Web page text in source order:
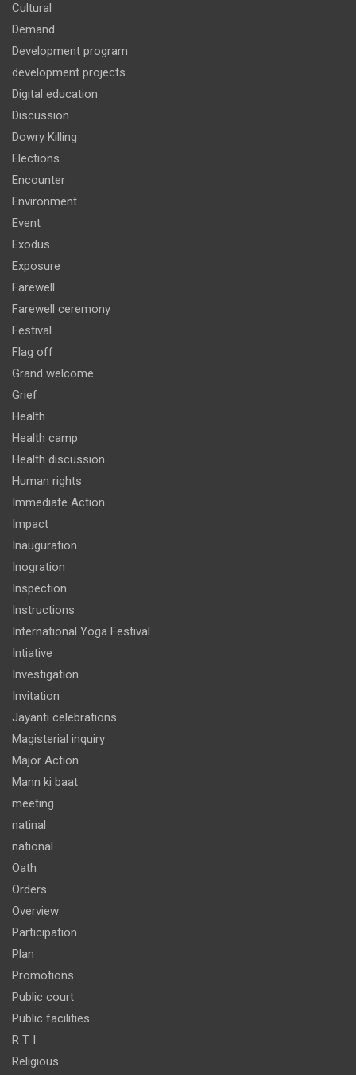
Cultural
Demand
Development program
development projects
Digital education
Discussion
Dowry Killing
Elections
Encounter
Environment
Event
Exodus
Exposure
Farewell
Farewell ceremony
Festival
Flag off
Grand welcome
Grief
Health
Health camp
Health discussion
Human rights
Immediate Action
Impact
Inauguration
Inogration
Inspection
Instructions
International Yoga Festival
Intiative
Investigation
Invitation
Jayanti celebrations
Magisterial inquiry
Major Action
Mann ki baat
meeting
natinal
national
Oath
Orders
Overview
Participation
Plan
Promotions
Public court
Public facilities
R T I
Religious